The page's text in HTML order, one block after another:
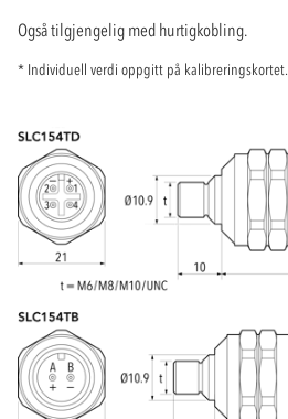
Også tilgjengelig med hurtigkobling.
* Individuell verdi oppgitt på kalibreringskortet.